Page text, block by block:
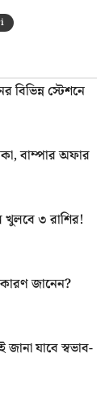
বিভিন্ন স্টেশনে
বাম্পার অফার
খুলবে ৩ রাশির!
জানেন?
যাবে স্বভাব-